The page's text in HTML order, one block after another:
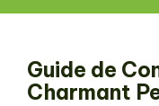
Guide de
Charmant